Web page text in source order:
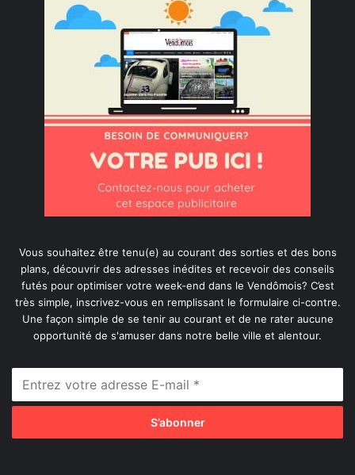
Vous souhaitez être tenu(e) au courant des sorties et des bons
plans, découvrir des adresses inédites et recevoir des conseils
futés pour optimiser votre week-end dans le Vendômois? C’est
très simple, inscrivez-vous en remplissant le formulaire ci-contre.
Une façon simple de se tenir au courant et de ne rater aucune
opportunité de s'amuser dans notre belle ville et alentour.